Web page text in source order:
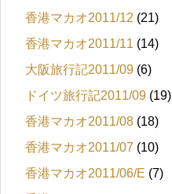
香港マカオ2011/12 (21)
香港マカオ2011/11 (14)
大阪旅行記2011/09 (6)
ドイツ旅行記2011/09 (19)
香港マカオ2011/08 (18)
香港マカオ2011/07 (10)
香港マカオ2011/06/E (7)